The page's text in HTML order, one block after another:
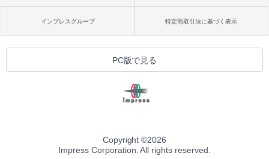
インプレスグループ 特定商取引法に基づく表示
PC版で見る
Copyright ©2026
Impress Corporation. All rights reserved.